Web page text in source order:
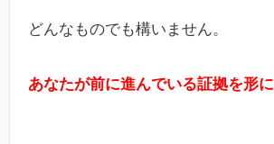
どんなものでも構いません。
あなたが前に進んでいる証拠を形に